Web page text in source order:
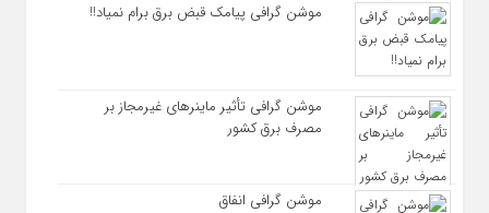
موشن گرافی پیامک قبض برق برام نمیاد!!
موشن گرافی تأثیر ماینرهای غیرمجاز بر
مصرف برق کشور
موشن گرافی انفاق